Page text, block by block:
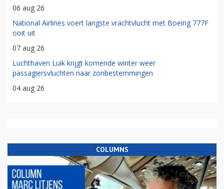
06 aug 26
National Airlines voert langste vrachtvlucht met Boeing 777F
ooit uit
07 aug 26
Luchthaven Luik krijgt komende winter weer
passagiersvluchten naar zonbestemmingen
04 aug 26
COLUMNS